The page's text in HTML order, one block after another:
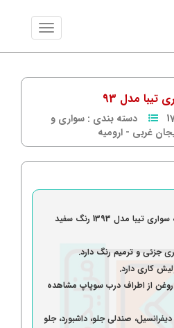
مدل 93
دسته بندی : سواری و
غربی - ارومیه
مدل 1393 رنگ سفید
جزئی و ترمیم رنگ دارد.
کاری دارد.
از اطراف درب سوپاپ مشاهده
صندلی جلو، داشبورد، جلو